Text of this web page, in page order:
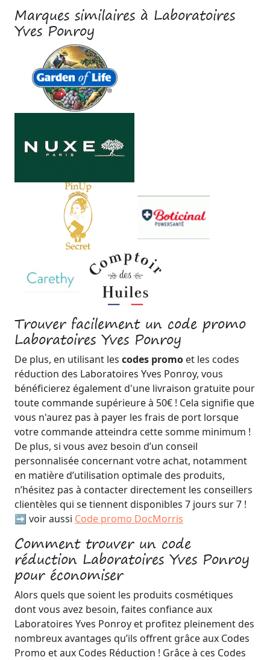
Marques similaires à Laboratoires
Yves Ponroy
Trouver facilement un code promo
Laboratoires Yves Ponroy
De plus, en utilisant les codes promo et les codes
réduction des Laboratoires Yves Ponroy, vous
bénéficierez également d'une livraison gratuite pour
toute commande supérieure à 50€ ! Cela signifie que
vous n'aurez pas à payer les frais de port lorsque
votre commande atteindra cette somme minimum !
De plus, si vous avez besoin d’un conseil
personnalisée concernant votre achat, notamment
en matière d’utilisation optimale des produits,
n’hésitez pas à contacter directement les conseillers
clientèles qui se tiennent disponibles 7 jours sur 7 !
➡️ voir aussi Code promo DocMorris
Comment trouver un code
réduction Laboratoires Yves Ponroy
pour économiser
Alors quels que soient les produits cosmétiques
dont vous avez besoin, faites confiance aux
Laboratoires Yves Ponroy et profitez pleinement des
nombreux avantages qu’ils offrent grâce aux Codes
Promo et aux Codes Réduction ! Grâce à ces Codes